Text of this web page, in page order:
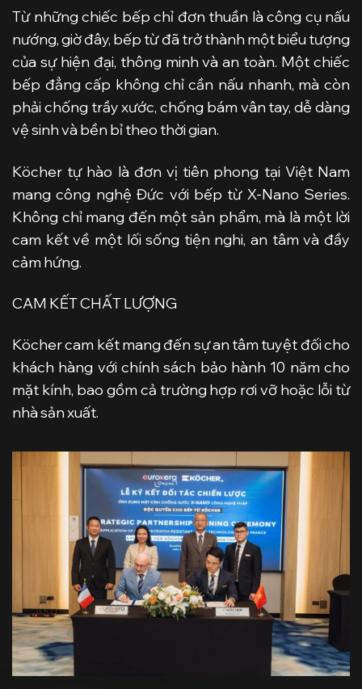
Từ những chiếc bếp chỉ đơn thuần là công cụ nấu
nướng, giờ đây, bếp từ đã trở thành một biểu tượng
của sự hiện đại, thông minh và an toàn. Một chiếc
bếp đẳng cấp không chỉ cần nấu nhanh, mà còn
phải chống trầy xước, chống bám vân tay, dễ dàng
vệ sinh và bền bỉ theo thời gian.
Köcher tự hào là đơn vị tiên phong tại Việt Nam
mang công nghệ Đức với bếp từ X-Nano Series.
Không chỉ mang đến một sản phẩm, mà là một lời
cam kết về một lối sống tiện nghi, an tâm và đầy
cảm hứng.
CAM KẾT CHẤT LƯỢNG
Köcher cam kết mang đến sự an tâm tuyệt đối cho
khách hàng với chính sách bảo hành 10 năm cho
mặt kính, bao gồm cả trường hợp rơi vỡ hoặc lỗi từ
nhà sản xuất.